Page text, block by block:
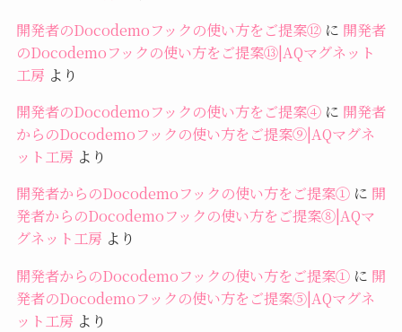
開発者のDocodemoフックの使い方をご提案⑫に 開発者
のDocodemoフックの使い方をご提案⑬|AQマグネット
工房 より
開発者のDocodemoフックの使い方をご提案④に 開発者
からのDocodemoフックの使い方をご提案⑨|AQマグネ
ット工房 より
開発者からのDocodemoフックの使い方をご提案①に 開
発者からのDocodemoフックの使い方をご提案⑧|AQマ
グネット工房 より
開発者からのDocodemoフックの使い方をご提案①に 開
発者のDocodemoフックの使い方をご提案⑤|AQマグネ
ット工房 より